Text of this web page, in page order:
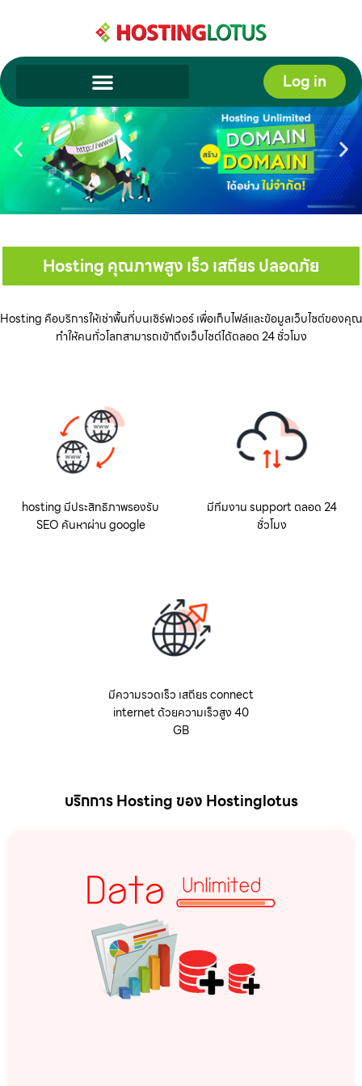
Log in
Hosting คุณภาพสูง เร็ว เสถียร ปลอดภัย
Hosting คือบริการให้เช่าพื้นที่บนเซิร์ฟเวอร์ เพื่อเก็บไฟล์และข้อมูลเว็บไซต์ของคุณ
ทำให้คนทั่วโลกสามารถเข้าถึงเว็บไซต์ได้ตลอด 24 ชั่วโมง
hosting มีประสิทธิภาพรองรับ
SEO ค้นหาผ่าน google
มีทีมงาน support ตลอด 24
ชั่วโมง
มีความรวดเร็ว เสถียร connect
internet ด้วยความเร็วสูง 40
GB
บริกการ Hosting ของ Hostinglotus